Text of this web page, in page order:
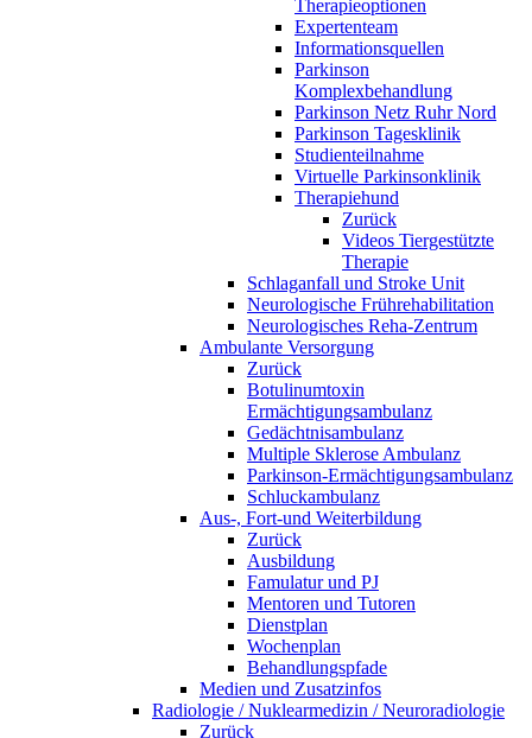
Therapieoptionen
Expertenteam
Informationsquellen
Parkinson
Komplexbehandlung
Parkinson Netz Ruhr Nord
Parkinson Tagesklinik
Studienteilnahme
Virtuelle Parkinsonklinik
Therapiehund
Zurück
Videos Tiergestützte
Therapie
Schlaganfall und Stroke Unit
Neurologische Frührehabilitation
Neurologisches Reha-Zentrum
Ambulante Versorgung
Zurück
Botulinumtoxin
Ermächtigungsambulanz
Gedächtnisambulanz
Multiple Sklerose Ambulanz
Parkinson-Ermächtigungsambulanz
Schluckambulanz
Aus-, Fort-und Weiterbildung
Zurück
Ausbildung
Famulatur und PJ
Mentoren und Tutoren
Dienstplan
Wochenplan
Behandlungspfade
Medien und Zusatzinfos
Radiologie / Nuklearmedizin / Neuroradiologie
Zurück